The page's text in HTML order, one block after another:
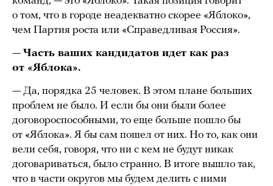
о том, что в городе неадекватно скорее «Яблоко»,
чем Партия роста или «Справедливая Россия».
— Часть ваших кандидатов идет как раз
от «Яблока».
— Да, порядка 25 человек. В этом плане больших
проблем не было. И если бы они были более
договороспособными, то еще больше пошло бы
от «Яблока». Я бы сам пошел от них. Но то, как они
вели себя, говоря, что ни с кем не будут никак
договариваться, было странно. В итоге вышло так,
что в части округов мы будем делить с ними